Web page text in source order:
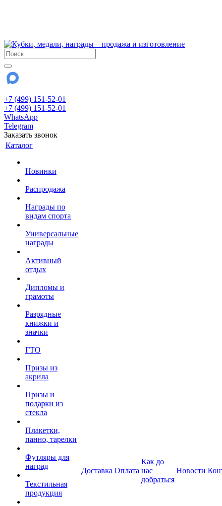
+7 (499) 151-52-01
+7 (499) 151-52-01
WhatsApp
Telegram
Заказать звонок
Каталог
Новинки
Распродажа
Награды по
видам спорта
Универсальные
награды
Активный
отдых
Дипломы и
грамоты
Разрядные
книжки и
значки
ГТО
Призы из
акрила
Призы и
подарки из
стекла
Плакетки,
панно, тарелки
Футляры для
наград
Текстильная
продукция
Доставка Оплата
Как до
нас
добраться
Новости